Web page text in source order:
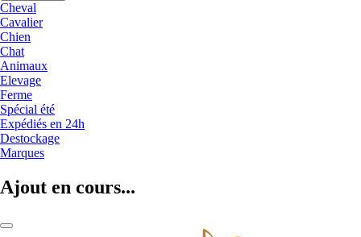
Cheval
Cavalier
Chien
Chat
Animaux
Elevage
Ferme
Spécial été
Expédiés en 24h
Destockage
Marques
Ajout en cours...